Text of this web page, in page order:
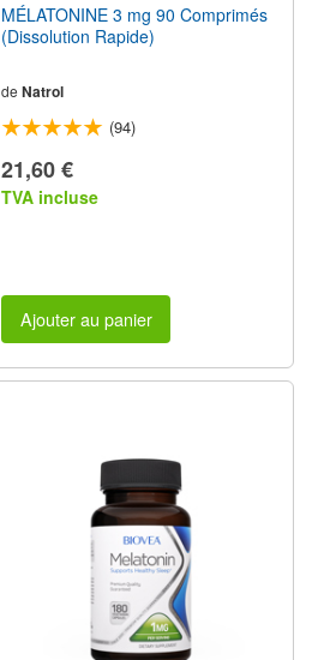
MÉLATONINE 3 mg 90 Comprimés
(Dissolution Rapide)
de Natrol
(94)
21,60 €
TVA incluse
Ajouter au panier